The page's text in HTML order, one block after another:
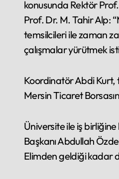
konusunda Rektör
Prof. Dr. M. Tahir Alp:
temsilcileri ile zaman
çalışmalar yürütmek
Koordinatör Abdi Kurt,
Mersin Ticaret
Üniversite ile iş
Başkanı Abdullah
Elimden geldiği kadar